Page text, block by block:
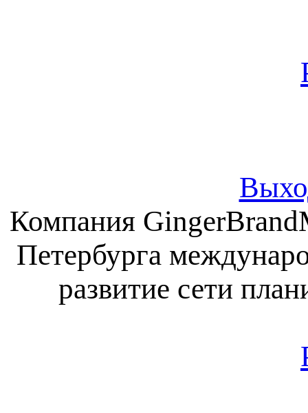
Компания
Петербурга
развитие сети